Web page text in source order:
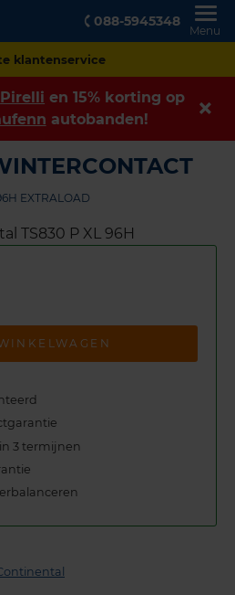
088-5945348
Menu
betalen
Pirelli en 15% korting op
autobanden!
EXTRALOAD
3 termijnen